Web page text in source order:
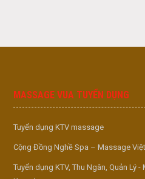
MASSAGE VUA TUYỂN DỤNG
Tuyển dụng KTV massage
Cộng Đồng Nghề Spa – Massage
Tuyển dụng KTV, Thu Ngân, Quản Lý